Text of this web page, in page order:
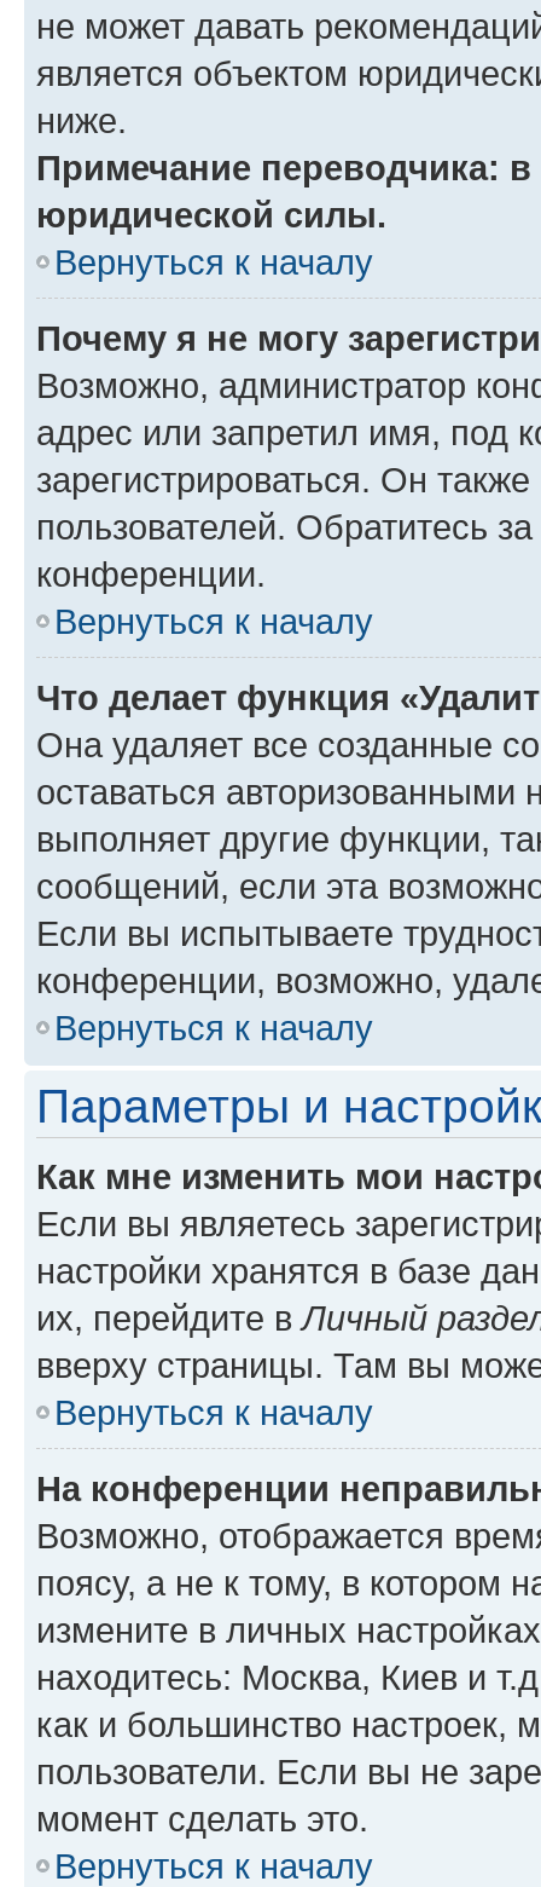
не может давать
является объектом
ниже.
Примечание переводчика:
юридической силы.
Вернуться к началу
Почему я не могу
Возможно, администратор
адрес или запретил имя, под
зарегистрироваться. Он
пользователей. Обратитесь
конференции.
Вернуться к началу
Что делает функция
Она удаляет все созданные
оставаться авторизованными
выполняет другие функции,
сообщений, если эта
Если вы испытываете
конференции, возможно,
Вернуться к началу
Параметры и
Как мне изменить мои
Если вы являетесь
настройки хранятся в базе
их, перейдите вЛичный
вверху страницы. Там вы
Вернуться к началу
На конференции
Возможно, отображается
поясу, а не к тому, в котором
измените в личных
находитесь: Москва, Киев и
как и большинство настроек,
пользователи. Если вы не
момент сделать это.
Вернуться к началу